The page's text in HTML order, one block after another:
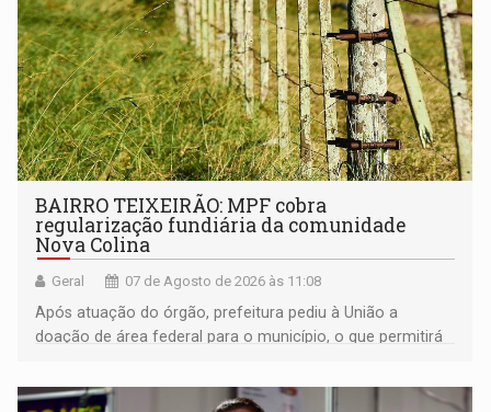
BAIRRO TEIXEIRÃO: MPF cobra
regularização fundiária da comunidade
Nova Colina
Geral 07 de Agosto de 2026 às 11:08
Após atuação do órgão, prefeitura pediu à União a
doação de área federal para o município, o que permitirá